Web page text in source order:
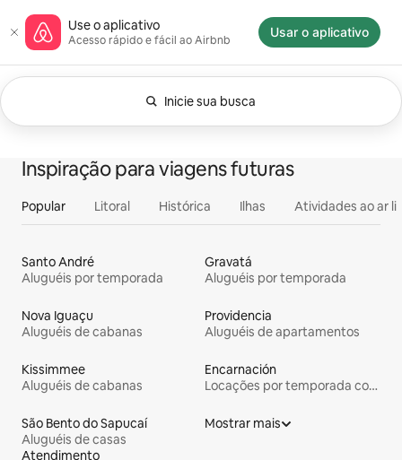
para
conteúdo
Página inicial do Airbnb
Use o aplicativo
Acesso rápido e fácil ao Airbnb
Usar o aplicativo
Inicie sua busca
Filtros aplicados no momento: Qualquer
Tudo
Acomodações
Inspiração para viagens futuras
Popular Litoral Histórica Ilhas Atividades ao ar
Santo André
Aluguéis por temporada
Gravatá
Aluguéis por temporada
Nova Iguaçu
Aluguéis de cabanas
Providencia
Aluguéis de apartamentos
Kissimmee
Aluguéis de cabanas
Encarnación
Locações por temporada com piscina
São Bento do Sapucaí
Aluguéis de casas
Mostrar mais
Atendimento